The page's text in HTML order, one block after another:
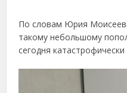
По словам Юрия
такому небольшому
сегодня катастрофически